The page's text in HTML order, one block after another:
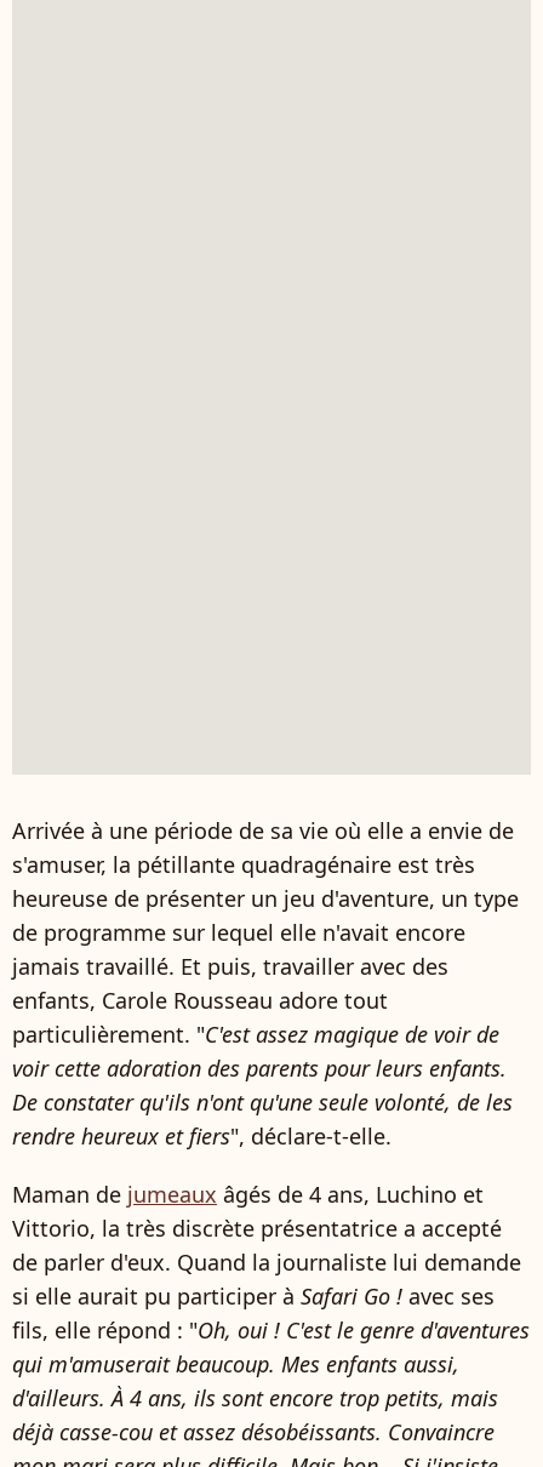
Arrivée à une période de sa vie où elle a envie de
s'amuser, la pétillante quadragénaire est très
heureuse de présenter un jeu d'aventure, un type
de programme sur lequel elle n'avait encore
jamais travaillé. Et puis, travailler avec des
enfants, Carole Rousseau adore tout
particulièrement. "C'est assez magique de voir de
voir cette adoration des parents pour leurs enfants.
De constater qu'ils n'ont qu'une seule volonté, de les
rendre heureux et fiers", déclare-t-elle.
Maman de jumeaux âgés de 4 ans, Luchino et
Vittorio, la très discrète présentatrice a accepté
de parler d'eux. Quand la journaliste lui demande
si elle aurait pu participer à Safari Go ! avec ses
fils, elle répond : "Oh, oui ! C'est le genre d'aventures
qui m'amuserait beaucoup. Mes enfants aussi,
d'ailleurs. À 4 ans, ils sont encore trop petits, mais
déjà casse-cou et assez désobéissants. Convaincre